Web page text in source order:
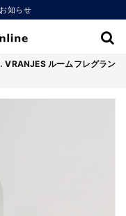
知らせ
VRANJES ルームフレグラン